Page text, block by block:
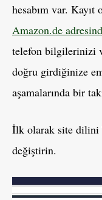
hesabım var. Kayıt
Amazon.de
telefon bilgilerinizi
doğru girdiğinize
aşamalarında bir
İlk olarak site dilini
değiştirin.